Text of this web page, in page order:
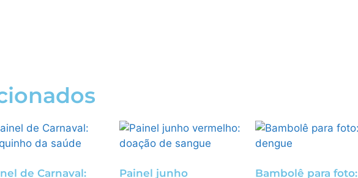
de Carnaval:
Painel junho
Bambolê para foto: